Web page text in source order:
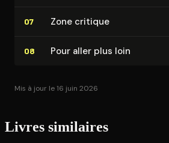
07 Zone critique
08 Pour aller plus loin
Mis à jour le 16 juin 2026
Livres similaires